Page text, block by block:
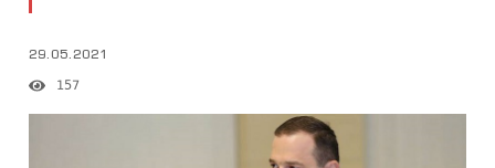
29.05.2021
157